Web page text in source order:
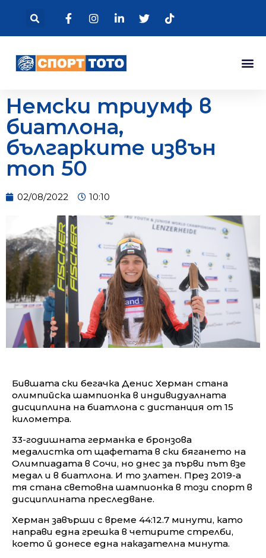
Немски триумф в
биатлона,
българките извън
топ 50
02/08/2022 10:10
Бившата ски бегачка Денис Херман стана
олимпийска шампионка в индивидуалната
дисциплина на биатлона с дистанция от 15
километра.
33-годишната германка е бронзова
медалистка от щафетата в ски бягането на
Олимпиадата в Сочи, но днес за първи път взе
медал и в биатлона. И то златен. През 2019-а
тя стана световна шампионка в този спорт в
дисциплината преследване.
Херман завърши с време 44:12.7 минути, като
направи една грешка в четирите стрелби,
което й донесе една наказателна минута.